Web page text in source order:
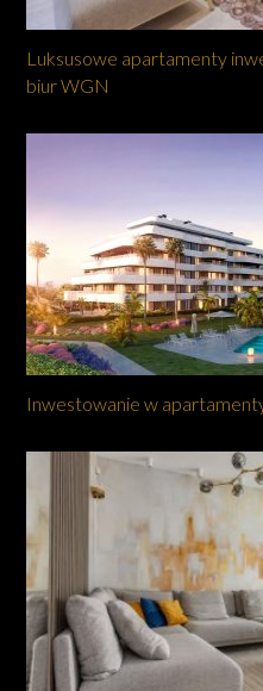
Luksusowe apartamenty
biur WGN
Inwestowanie w